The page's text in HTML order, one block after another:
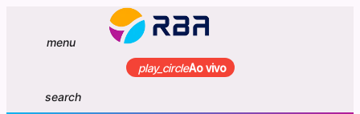
menu
play_circleAo vivo
search